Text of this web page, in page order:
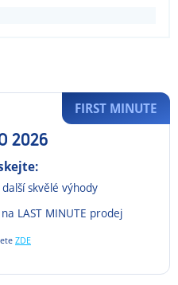
2026
skvělé výhody
LAST MINUTE prodej
ZDE
FIRST MINUTE